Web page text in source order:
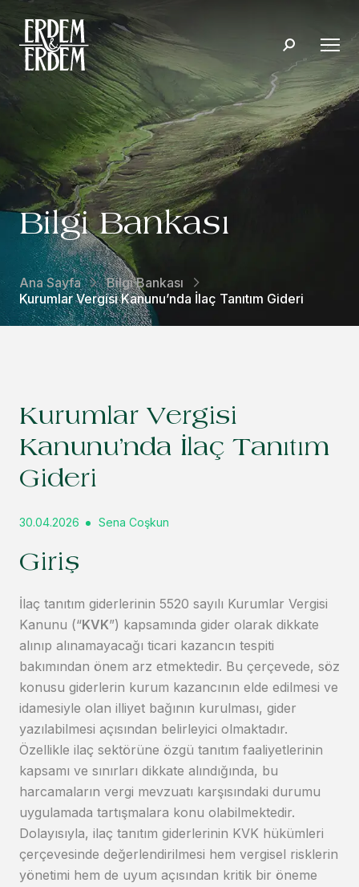
Bilgi Bankası
Ana Sayfa
Bilgi Bankası
Kurumlar Vergisi Kanunu’nda İlaç Tanıtım Gideri
Kurumlar Vergisi
Kanunu’nda İlaç Tanıtım
Gideri
30.04.2026 Sena Coşkun
Giriş
İlaç tanıtım giderlerinin 5520 sayılı Kurumlar Vergisi
Kanunu (“KVK”) kapsamında gider olarak dikkate
alınıp alınamayacağı ticari kazancın tespiti
bakımından önem arz etmektedir. Bu çerçevede, söz
konusu giderlerin kurum kazancının elde edilmesi ve
idamesiyle olan illiyet bağının kurulması, gider
yazılabilmesi açısından belirleyici olmaktadır.
Özellikle ilaç sektörüne özgü tanıtım faaliyetlerinin
kapsamı ve sınırları dikkate alındığında, bu
harcamaların vergi mevzuatı karşısındaki durumu
uygulamada tartışmalara konu olabilmektedir.
Dolayısıyla, ilaç tanıtım giderlerinin KVK hükümleri
çerçevesinde değerlendirilmesi hem vergisel risklerin
yönetimi hem de uyum açısından kritik bir öneme